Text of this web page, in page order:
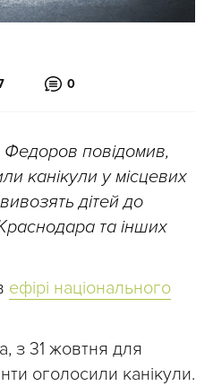
0
повідомив,
канікули у місцевих
дітей до
та інших
ефірі національного
з 31 жовтня для
оголосили канікули.